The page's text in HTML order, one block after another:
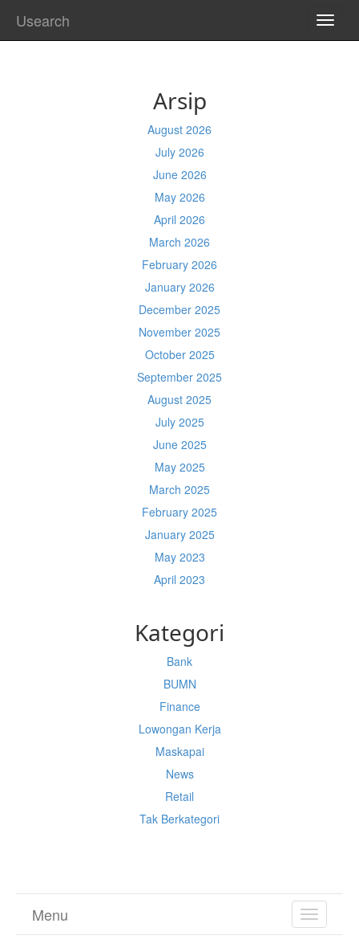
Usearch
Arsip
August 2026
July 2026
June 2026
May 2026
April 2026
March 2026
February 2026
January 2026
December 2025
November 2025
October 2025
September 2025
August 2025
July 2025
June 2025
May 2025
March 2025
February 2025
January 2025
May 2023
April 2023
Kategori
Bank
BUMN
Finance
Lowongan Kerja
Maskapai
News
Retail
Tak Berkategori
TOGGLE
Menu